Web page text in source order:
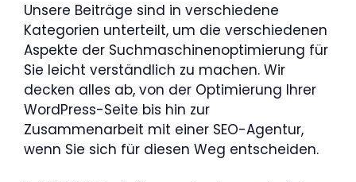
Unsere Beiträge sind in verschiedene
Kategorien unterteilt, um die verschiedenen
Aspekte der Suchmaschinenoptimierung für
Sie leicht verständlich zu machen. Wir
decken alles ab, von der Optimierung Ihrer
WordPress-Seite bis hin zur
Zusammenarbeit mit einer SEO-Agentur,
wenn Sie sich für diesen Weg entscheiden.